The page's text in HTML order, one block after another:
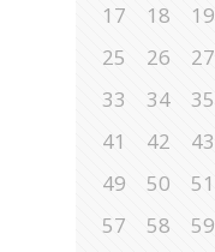
17
18 19
25
26 27
33
34 35
41
42 43
49
50 51
57
58 59